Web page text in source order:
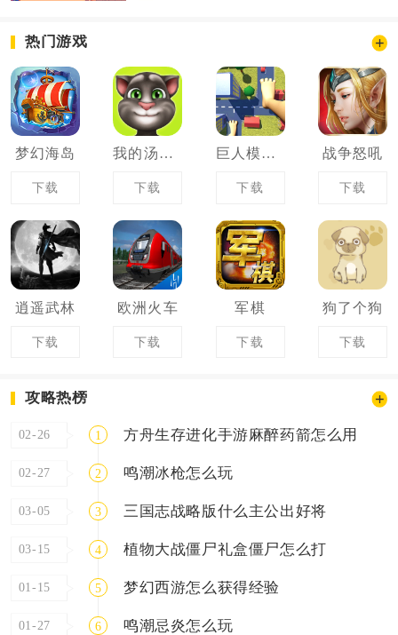
热门游戏
梦幻海岛
下载
我的汤姆猫
下载
巨人模拟器
下载
战争怒吼
下载
逍遥武林
下载
欧洲火车
下载
军棋
下载
狗了个狗
下载
攻略热榜
02-26 1 方舟生存进化手游麻醉药箭怎么用
02-27 2 鸣潮冰枪怎么玩
03-05 3 三国志战略版什么主公出好将
03-15 4 植物大战僵尸礼盒僵尸怎么打
01-15 5 梦幻西游怎么获得经验
01-27 6 鸣潮忌炎怎么玩